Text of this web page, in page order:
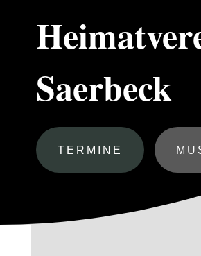
Saerbeck
TERMINE